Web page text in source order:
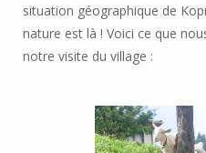
situation géographique de
nature est là ! Voici ce que
notre visite du village :